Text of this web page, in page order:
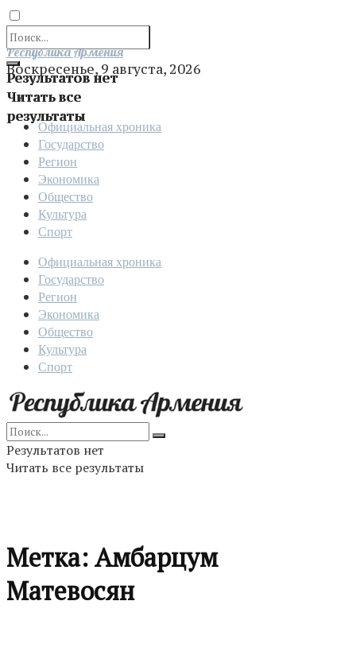
Результатов нет
Читать все
результаты
Отправить
Республика Армения
Воскресенье, 9 августа, 2026
Официальная хроника
Государство
Регион
Экономика
Общество
Культура
Спорт
Официальная хроника
Государство
Регион
Экономика
Общество
Культура
Спорт
Результатов нет
Читать все результаты
Метка:Амбарцум
Матевосян